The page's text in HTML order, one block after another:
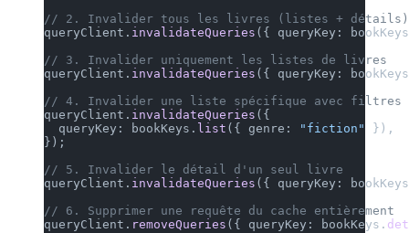
// 2. Invalider tous les livres (listes + détails)
queryClient. invalidateQueries ({ queryKey:
// 3. Invalider uniquement les listes de livres
queryClient. invalidateQueries ({ queryKey:
// 4. Invalider une liste spécifique avec filtres
queryClient. invalidateQueries ({
  queryKey: bookKeys.
list ({ genre: "fiction"
}),
});
// 5. Invalider le détail d'un seul livre
queryClient. invalidateQueries ({ queryKey:
// 6. Supprimer une requête du cache entièrement
queryClient. removeQueries ({ queryKey: bookKeys.